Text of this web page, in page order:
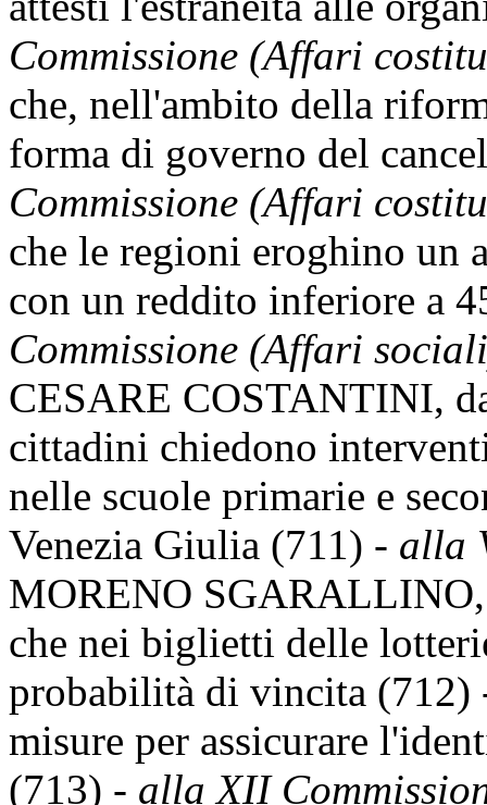
Commissione (Affari
che, nell'ambito della
forma di governo del
Commissione (Affari
che le regioni eroghino un
con un reddito inferiore a
Commissione (Affari
CESARE COSTANTINI,
cittadini chiedono
nelle scuole primarie e
Venezia Giulia (711) - alla
MORENO SGARALLINO,
che nei biglietti delle
probabilità di vincita
misure per assicurare
(713) - alla XII